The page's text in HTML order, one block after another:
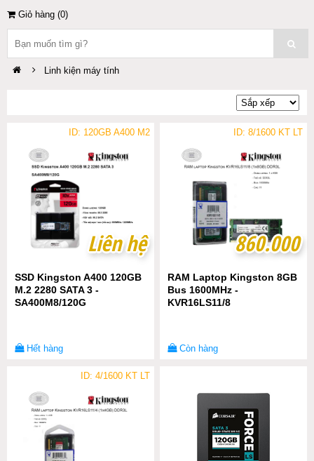
Giỏ hàng (0)
Linh kiện máy tính
ID: 120GB A400 M2
Liên hệ
Liên hệ
SSD Kingston A400 120GB
M.2 2280 SATA 3 -
SA400M8/120G
Hết hàng
ID: 8/1600 KT LT
860.000
860.000
RAM Laptop Kingston 8GB
Bus 1600MHz -
KVR16LS11/8
Còn hàng
ID: 4/1600 KT LT